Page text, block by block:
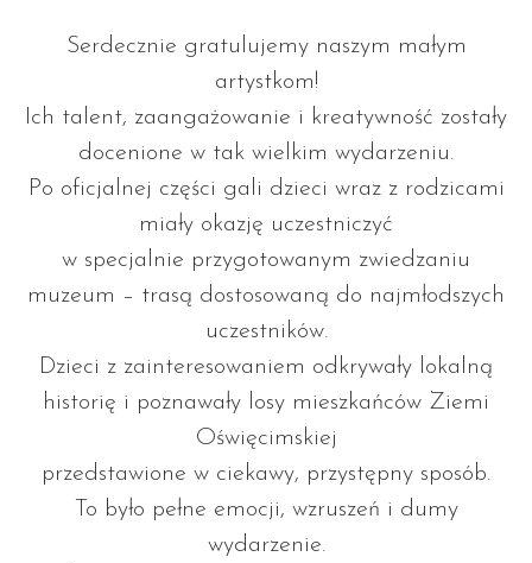
Serdecznie gratulujemy naszym małym
artystkom!
Ich talent, zaangażowanie i kreatywność zostały
docenione w tak wielkim wydarzeniu.
Po oficjalnej części gali dzieci wraz z rodzicami
miały okazję uczestniczyć
w specjalnie przygotowanym zwiedzaniu
muzeum – trasą dostosowaną do najmłodszych
uczestników.
Dzieci z zainteresowaniem odkrywały lokalną
historię i poznawały losy mieszkańców Ziemi
Oświęcimskiej
przedstawione w ciekawy, przystępny sposób.
To było pełne emocji, wzruszeń i dumy
wydarzenie.